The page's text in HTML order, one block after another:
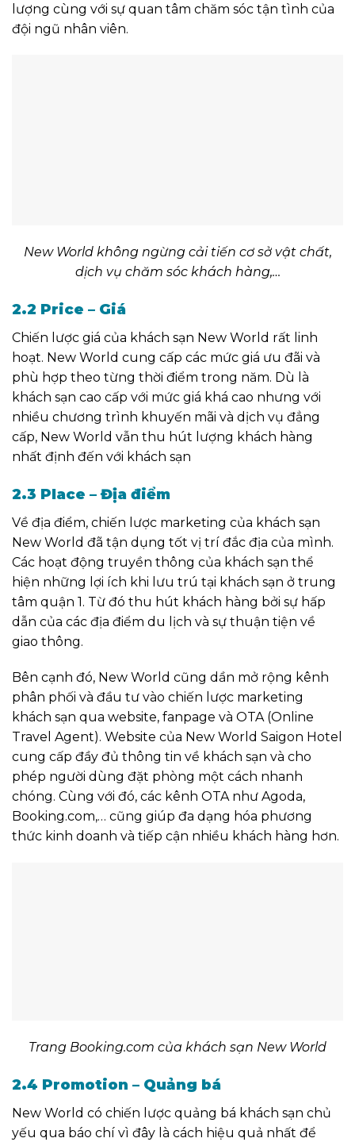
lượng cùng với sự quan tâm chăm sóc tận tình của
đội ngũ nhân viên.
New World không ngừng cải tiến cơ sở vật chất,
dịch vụ chăm sóc khách hàng,…
2.2 Price – Giá
Chiến lược giá của khách sạn New World rất linh
hoạt. New World cung cấp các mức giá ưu đãi và
phù hợp theo từng thời điểm trong năm. Dù là
khách sạn cao cấp với mức giá khá cao nhưng với
nhiều chương trình khuyến mãi và dịch vụ đẳng
cấp, New World vẫn thu hút lượng khách hàng
nhất định đến với khách sạn
2.3 Place – Địa điểm
Về địa điểm, chiến lược marketing của khách sạn
New World đã tận dụng tốt vị trí đắc địa của mình.
Các hoạt động truyền thông của khách sạn thể
hiện những lợi ích khi lưu trú tại khách sạn ở trung
tâm quận 1. Từ đó thu hút khách hàng bởi sự hấp
dẫn của các địa điểm du lịch và sự thuận tiện về
giao thông.
Bên cạnh đó, New World cũng dần mở rộng kênh
phân phối và đầu tư vào chiến lược marketing
khách sạn qua website, fanpage và OTA (Online
Travel Agent). Website của New World Saigon Hotel
cung cấp đầy đủ thông tin về khách sạn và cho
phép người dùng đặt phòng một cách nhanh
chóng. Cùng với đó, các kênh OTA như Agoda,
Booking.com,… cũng giúp đa dạng hóa phương
thức kinh doanh và tiếp cận nhiều khách hàng hơn.
Trang Booking.com của khách sạn New World
2.4 Promotion – Quảng bá
New World có chiến lược quảng bá khách sạn chủ
yếu qua báo chí vì đây là cách hiệu quả nhất để